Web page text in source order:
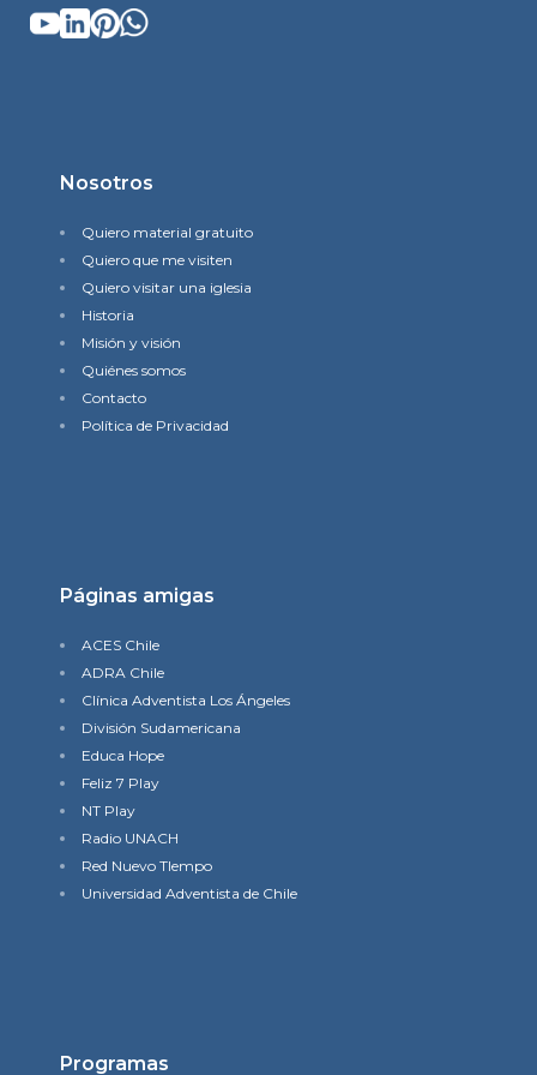
Nosotros
Quiero material gratuito
Quiero que me visiten
Quiero visitar una iglesia
Historia
Misión y visión
Quiénes somos
Contacto
Política de Privacidad
Páginas amigas
ACES Chile
ADRA Chile
Clínica Adventista Los Ángeles
División Sudamericana
Educa Hope
Feliz 7 Play
NT Play
Radio UNACH
Red Nuevo TIempo
Universidad Adventista de Chile
Programas